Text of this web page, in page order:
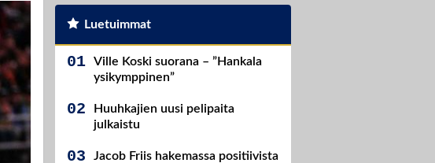
Luetuimmat
Ville Koski suorana – ”Hankala
ysikymppinen”
Huuhkajien uusi pelipaita
julkaistu
Jacob Friis hakemassa positiivista